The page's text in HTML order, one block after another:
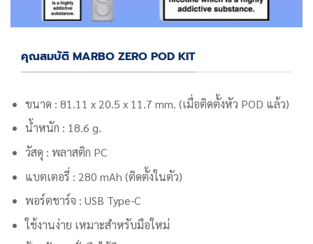
คุณสมบัติ MARBO ZERO POD KIT
ขนาด : 81.11 x 20.5 x 11.7 mm. (เมื่อติดตั้งหัว POD แล้ว)
น้ำหนัก : 18.6 g.
วัสดุ : พลาสติก PC
แบตเตอรี่ : 280 mAh (ติดตั้งในตัว)
พอร์ตชาร์จ : USB Type-C
ใช้งานง่าย เหมาะสำหรับมือใหม่